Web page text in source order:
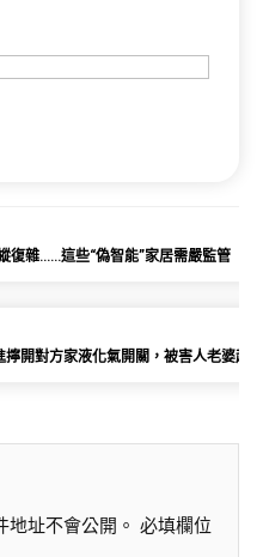
復雜……這些“偽智能”家居需嚴監管
開對方家液化氣開關，被害人老婆起
址不會公開。 必填欄位